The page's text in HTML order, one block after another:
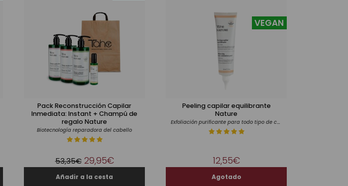
Pack Reconstrucción Capilar
Inmediata: Instant + Champú de
regalo Nature
Biotecnología reparadora del cabello
53,35€ 29,95€
Peeling capilar equilibrante
Nature
Exfoliación purificante para todo tipo de cabello y cuero cabelludo
VEGAN
12,55€